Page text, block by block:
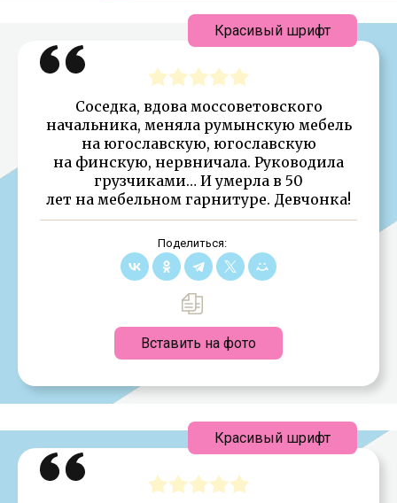
Соседка, вдова моссоветовского
начальника, меняла румынскую мебель
на югославскую, югославскую
на финскую, нервничала. Руководила
грузчиками… И умерла в 50
лет на мебельном гарнитуре. Девчонка!
Поделиться:
Вставить на фото
Красивый шрифт
Красивый шрифт